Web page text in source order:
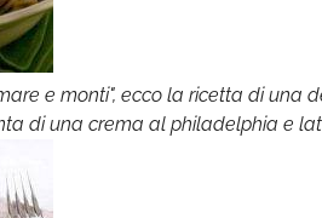
e monti", ecco la ricetta di una
di una crema al philadelphia e